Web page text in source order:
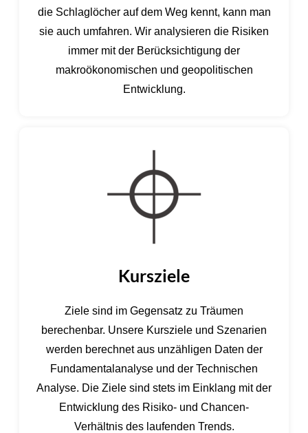
die Schlaglöcher auf dem Weg kennt, kann man
sie auch umfahren. Wir analysieren die Risiken
immer mit der Berücksichtigung der
makroökonomischen und geopolitischen
Entwicklung.
Kursziele
Ziele sind im Gegensatz zu Träumen
berechenbar. Unsere Kursziele und Szenarien
werden berechnet aus unzähligen Daten der
Fundamentalanalyse und der Technischen
Analyse. Die Ziele sind stets im Einklang mit der
Entwicklung des Risiko- und Chancen-
Verhältnis des laufenden Trends.